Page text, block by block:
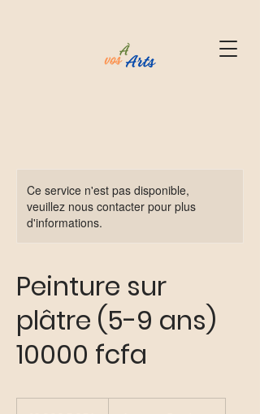
Ce service n'est pas disponible,
veuillez nous contacter pour plus
d'informations.
Peinture sur
plâtre (5-9 ans)
10000 fcfa